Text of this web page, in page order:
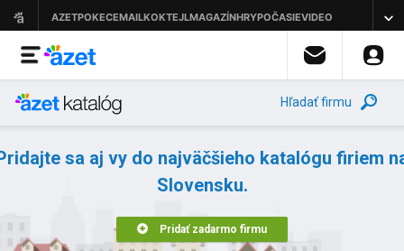
Hľadať firmu
sa aj vy do najväčšieho katalógu firiem
Slovensku.
Pridať zadarmo firmu